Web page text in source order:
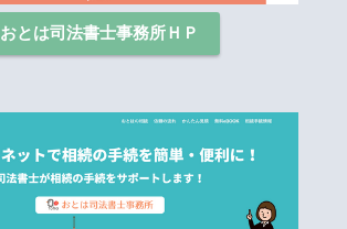
おとは司法書士事務所ＨＰ